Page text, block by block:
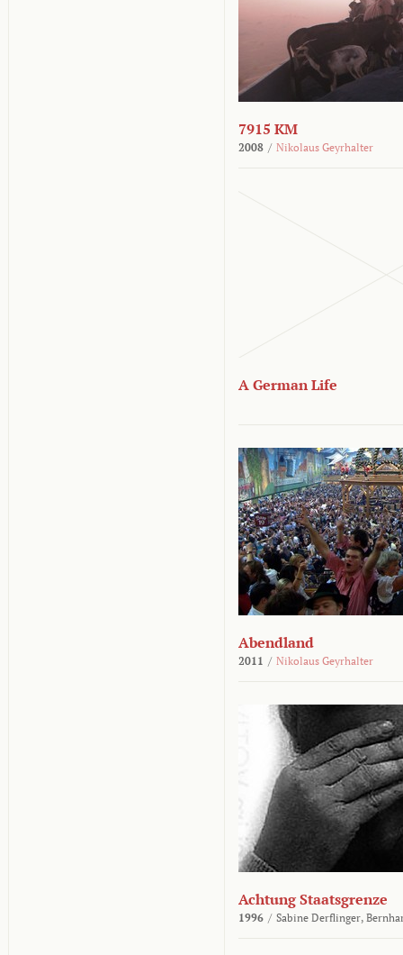
7915 KM
2008 / Nikolaus Geyrhalter
A German Life
Abendland
2011 / Nikolaus Geyrhalter
Achtung Staatsgrenze
1996 / Sabine Derflinger,